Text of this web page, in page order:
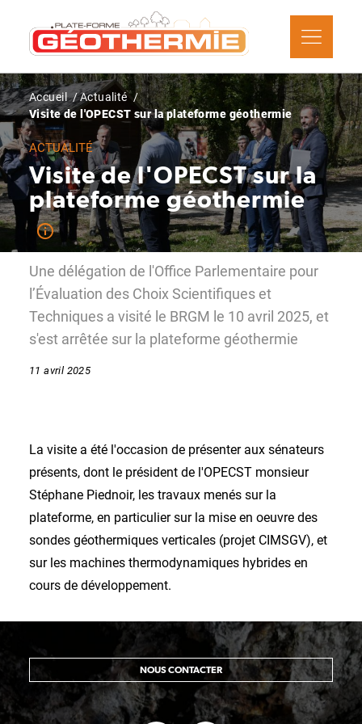
contenu
Fil
d'Ariane
Accueil
Actualité
Visite de l'OPECST sur la plateforme géothermie
ACTUALITÉ
Visite de l'OPECST sur la
plateforme géothermie
Une délégation de l'Office Parlementaire pour
l’Évaluation des Choix Scientifiques et
Techniques a visité le BRGM le 10 avril 2025, et
s'est arrêtée sur la plateforme géothermie
11 avril 2025
La visite a été l'occasion de présenter aux sénateurs
présents, dont le président de l'OPECST monsieur
Stéphane Piednoir, les travaux menés sur la
plateforme, en particulier sur la mise en oeuvre des
sondes géothermiques verticales (projet CIMSGV), et
sur les machines thermodynamiques hybrides en
cours de développement.
NOUS CONTACTER